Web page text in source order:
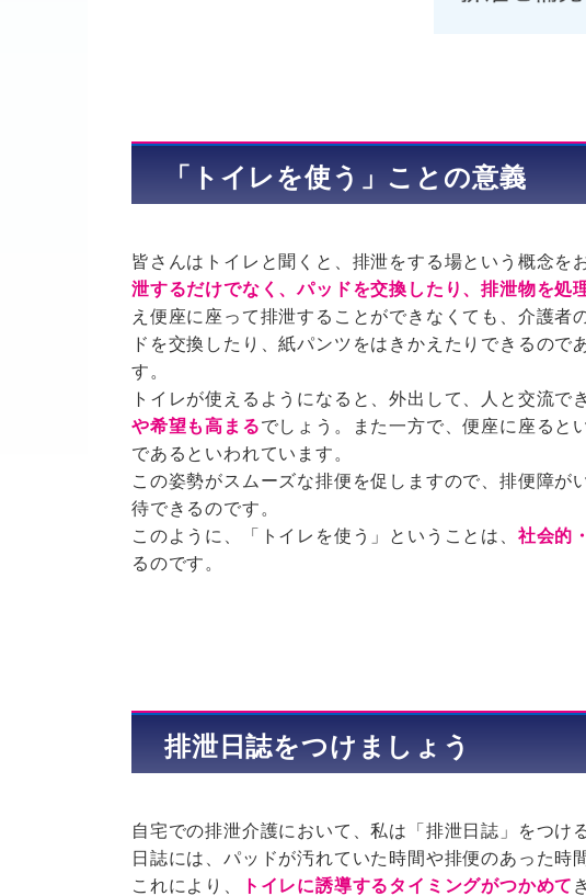
「トイレを使う」ことの意義
皆さんはトイレと聞くと、排泄をする場という概念を
泄するだけでなく、パッドを交換したり、排泄物を処
え便座に座って排泄することができなくても、介護者
ドを交換したり、紙パンツをはきかえたりできるの
す。
トイレが使えるようになると、外出して、人と交流で
や希望も高まるでしょう。また一方で、便座に座ると
であるといわれています。
この姿勢がスムーズな排便を促しますので、排便障が
待できるのです。
このように、「トイレを使う」ということは、 社会的
るのです。
排泄日誌をつけましょう
自宅での排泄介護において、私は「排泄日誌」をつけ
日誌には、パッドが汚れていた時間や排便のあった時
これにより、
トイレに誘導するタイミングがつかめて